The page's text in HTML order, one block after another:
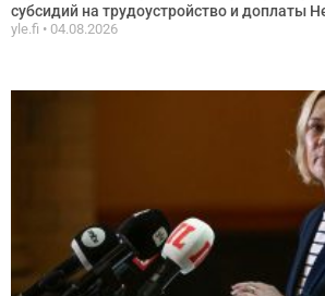
субсидий на трудоустройство и доплаты
yle.fi 04.08.2026